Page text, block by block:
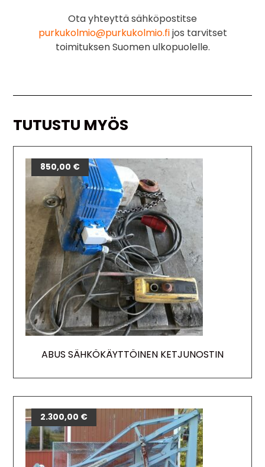
Ota yhteyttä sähköpostitse
purkukolmio@purkukolmio.fijos tarvitset
toimituksen Suomen ulkopuolelle.
TUTUSTU MYÖS
ABUS SÄHKÖKÄYTTÖINEN KETJUNOSTIN
850,00 €
2.300,00 €